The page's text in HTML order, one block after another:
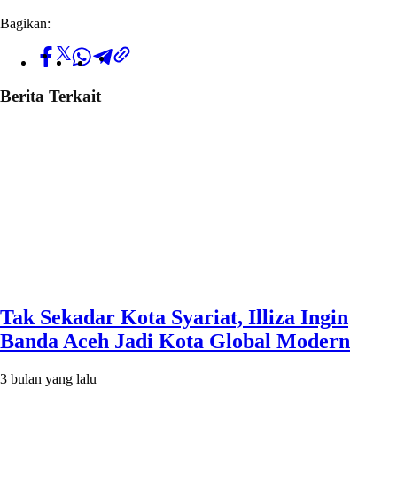
Bagikan:
Berita Terkait
Tak Sekadar Kota Syariat, Illiza Ingin
Banda Aceh Jadi Kota Global Modern
3 bulan yang lalu